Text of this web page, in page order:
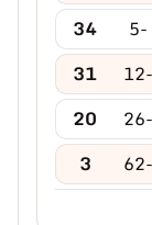
-5
34
-12
31
-26
20
-62
3